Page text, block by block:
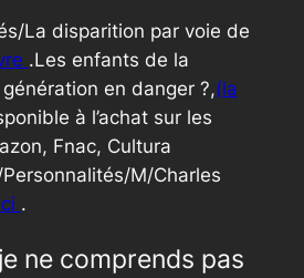
La disparition par voie de
.Les enfants de la
en danger ?,(la
à l’achat sur les
Fnac, Cultura
M/Charles
.
ne comprends pas